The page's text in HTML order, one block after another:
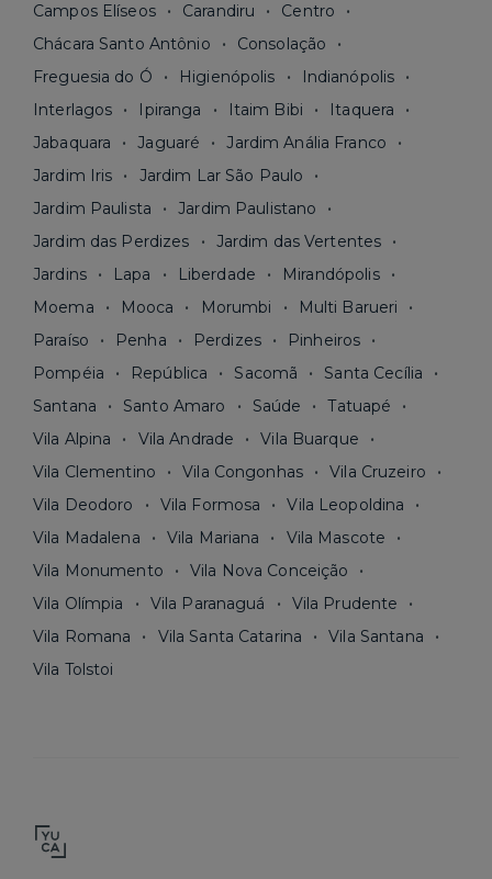
Campos Elíseos
Carandiru
Centro
Chácara Santo Antônio
Consolação
Freguesia do Ó
Higienópolis
Indianópolis
Interlagos
Ipiranga Itaim Bibi
Itaquera
Jabaquara
Jaguaré
Jardim Anália Franco
Jardim Iris
Jardim Lar São Paulo
Jardim Paulista
Jardim Paulistano
Jardim das Perdizes
Jardim das Vertentes
Jardins
Lapa Liberdade
Mirandópolis
Moema
Mooca Morumbi
Multi Barueri
Paraíso
Penha Perdizes
Pinheiros
Pompéia
República Sacomã
Santa Cecília
Santana
Santo Amaro Saúde
Tatuapé
Vila Alpina
Vila Andrade
Vila Buarque
Vila Clementino
Vila Congonhas
Vila Cruzeiro
Vila Deodoro
Vila Formosa
Vila Leopoldina
Vila Madalena
Vila Mariana
Vila Mascote
Vila Monumento
Vila Nova Conceição
Vila Olímpia
Vila Paranaguá
Vila Prudente
Vila Romana
Vila Santa Catarina
Vila Santana
Vila Tolstoi